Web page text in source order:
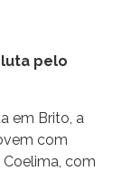
pelo
em Brito, a
com
com